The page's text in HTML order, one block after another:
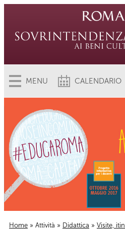
MENU CALENDARIO
Home » Attività » Didattica » Visite,